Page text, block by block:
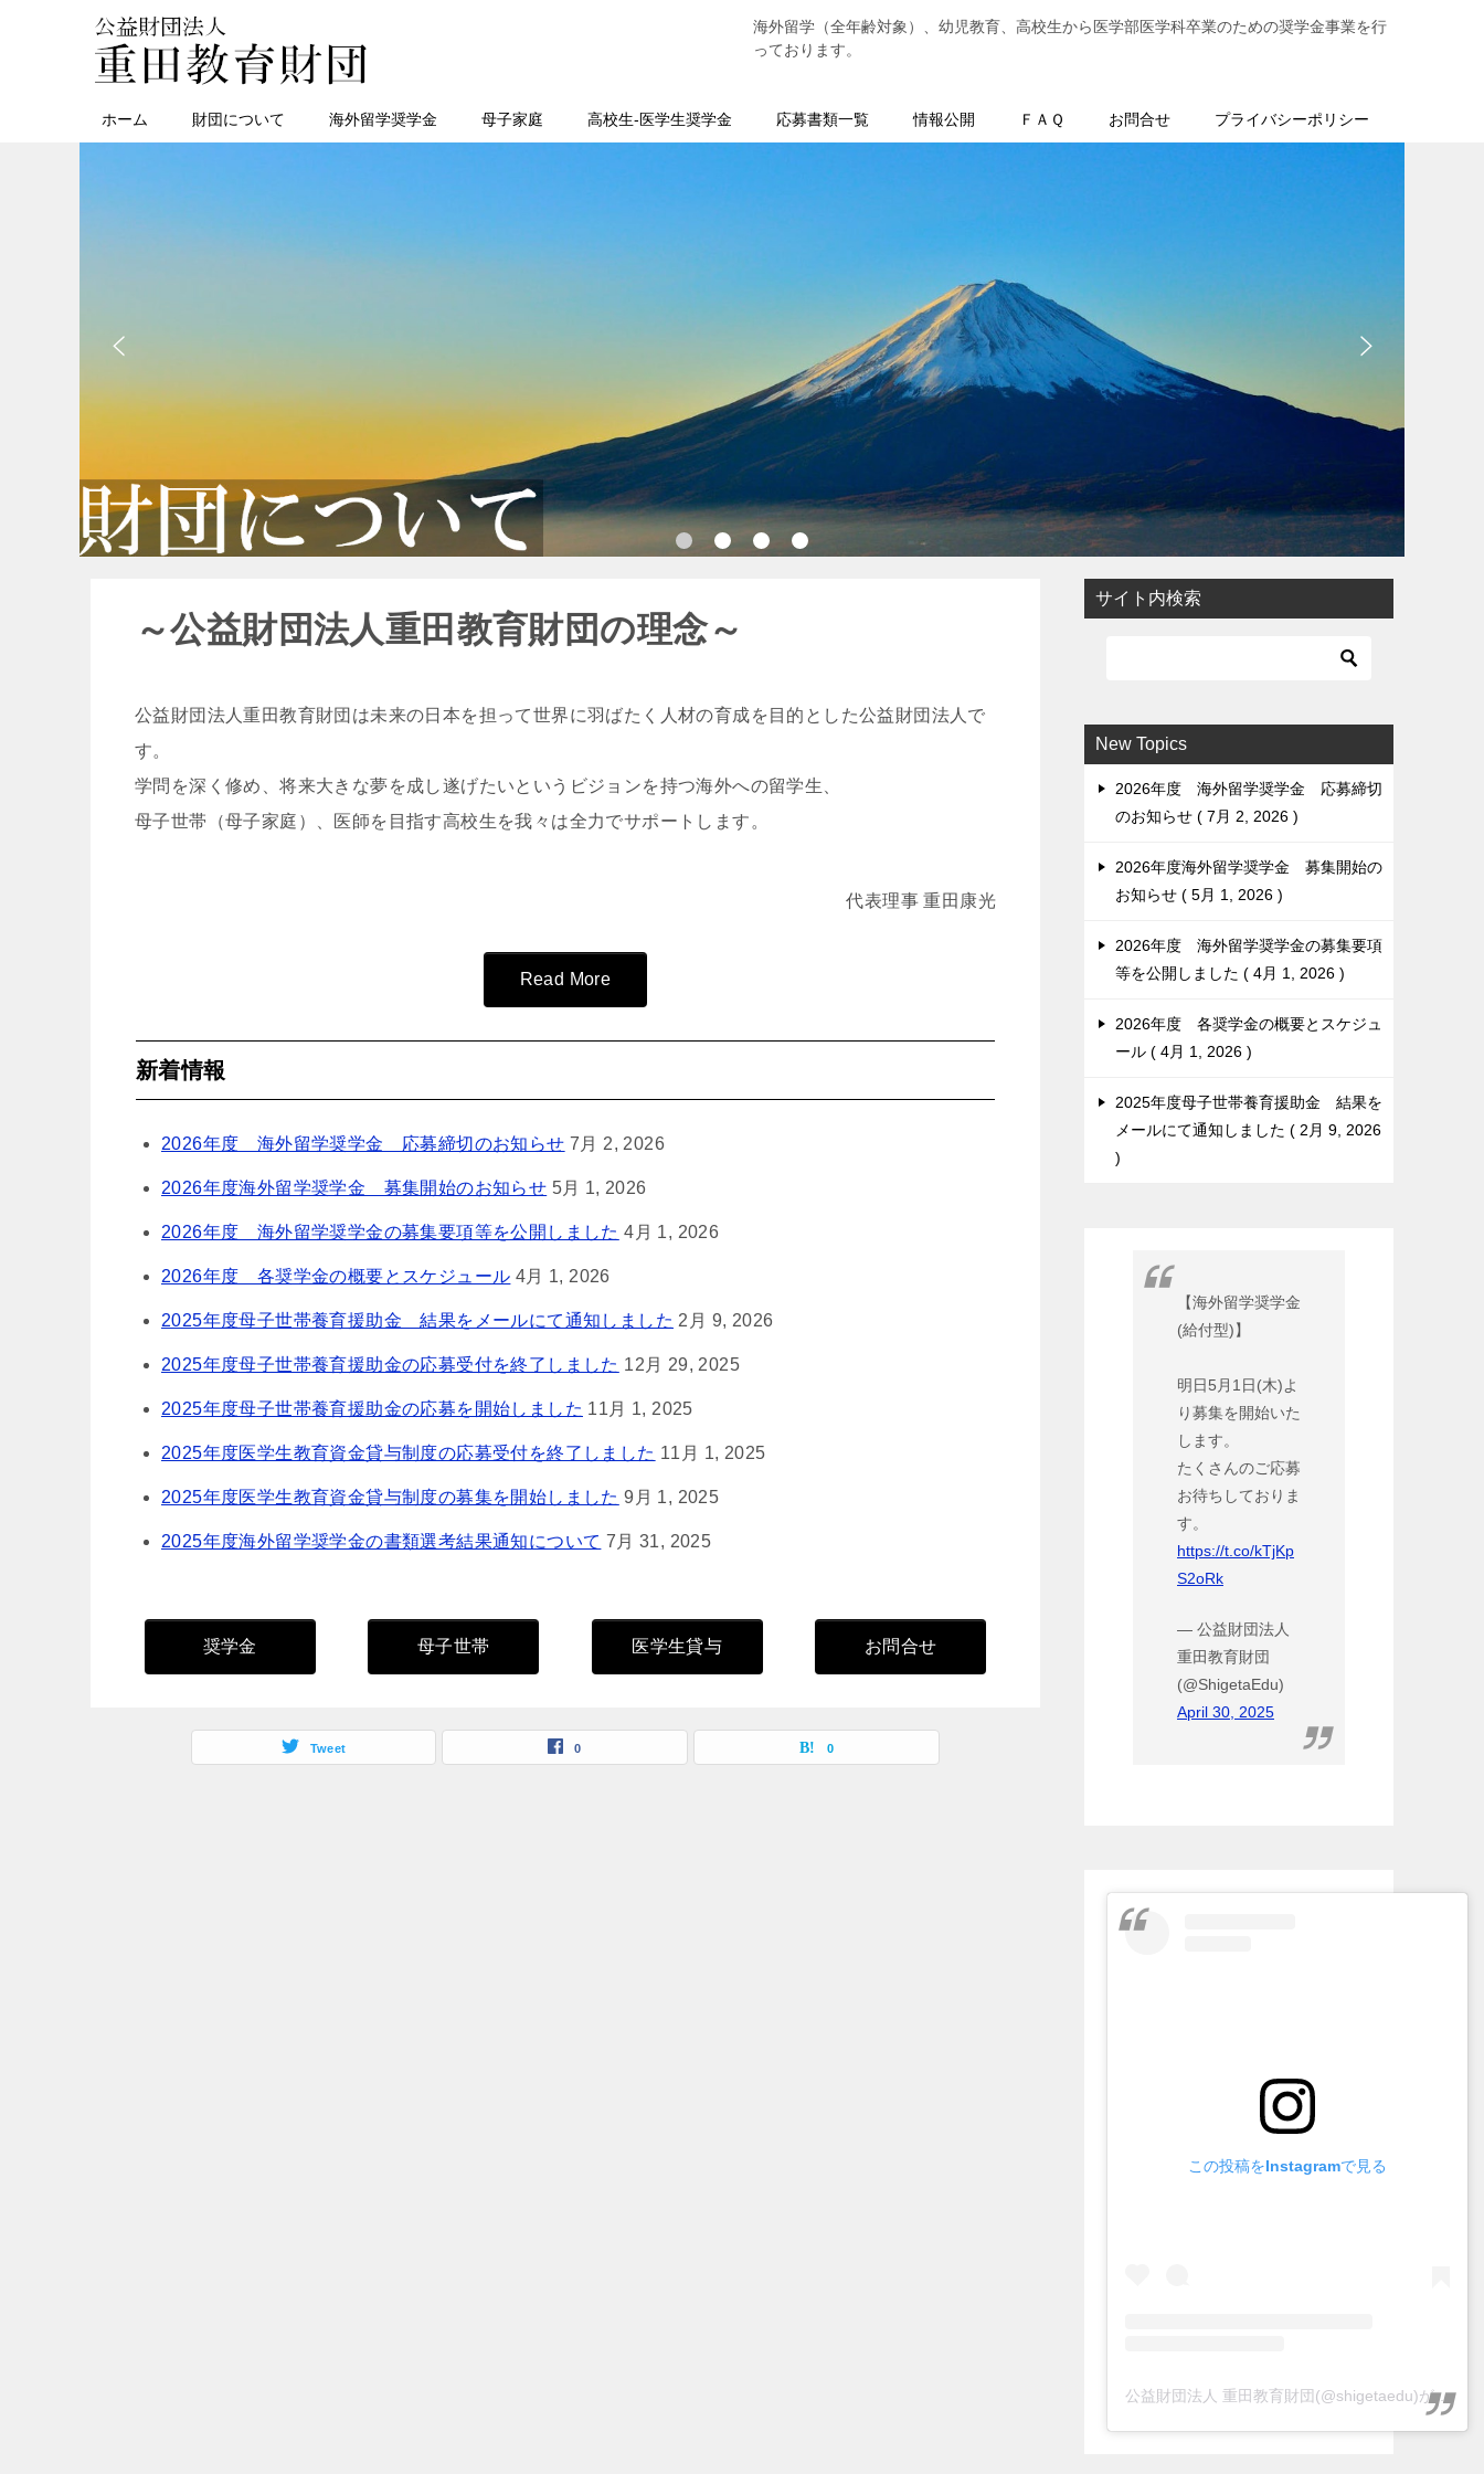
海外留学（全年齢対象）、幼児教育、高校生から医学部医学科卒業のための奨学金事業を行
っております。
ホーム 財団について 海外留学奨学金 母子家庭 高校生-医学生奨学金 応募書類一覧 情報公開 ＦＡＱ お問合せ プライバシーポリシー
～公益財団法人重田教育財団の理念～
公益財団法人重田教育財団は未来の日本を担って世界に羽ばたく人材の育成を目的とした公益財団法人で
す。
学問を深く修め、将来大きな夢を成し遂げたいというビジョンを持つ海外への留学生、
母子世帯（母子家庭）、医師を目指す高校生を我々は全力でサポートします。
代表理事 重田康光
Read More
新着情報
2026年度 海外留学奨学金 応募締切のお知らせ 7月 2, 2026
2026年度海外留学奨学金 募集開始のお知らせ 5月 1, 2026
2026年度 海外留学奨学金の募集要項等を公開しました 4月 1, 2026
2026年度 各奨学金の概要とスケジュール 4月 1, 2026
2025年度母子世帯養育援助金 結果をメールにて通知しました 2月 9, 2026
2025年度母子世帯養育援助金の応募受付を終了しました 12月 29, 2025
2025年度母子世帯養育援助金の応募を開始しました 11月 1, 2025
2025年度医学生教育資金貸与制度の応募受付を終了しました 11月 1, 2025
2025年度医学生教育資金貸与制度の募集を開始しました 9月 1, 2025
2025年度海外留学奨学金の書類選考結果通知について 7月 31, 2025
奨学金 母子世帯 医学生貸与 お問合せ
Tweet 0 0
サイト内検索
New Topics
2026年度 海外留学奨学金 応募締切
のお知らせ
7月 2, 2026
2026年度海外留学奨学金 募集開始の
お知らせ
5月 1, 2026
2026年度 海外留学奨学金の募集要項
等を公開しました
4月 1, 2026
2026年度 各奨学金の概要とスケジュ
ール
4月 1, 2026
2025年度母子世帯養育援助金 結果を
メールにて通知しました
2月 9, 2026
【海外留学奨学金
(給付型)】
明日5月1日(木)よ
り募集を開始いた
します。
たくさんのご応募
お待ちしておりま
す。
https://t.co/kTjKp
S2oRk
— 公益財団法人
重田教育財団
(@ShigetaEdu)
April 30, 2025
この投稿をInstagramで見る
公益財団法人 重田教育財団(@shigetaedu)がシェアした投稿